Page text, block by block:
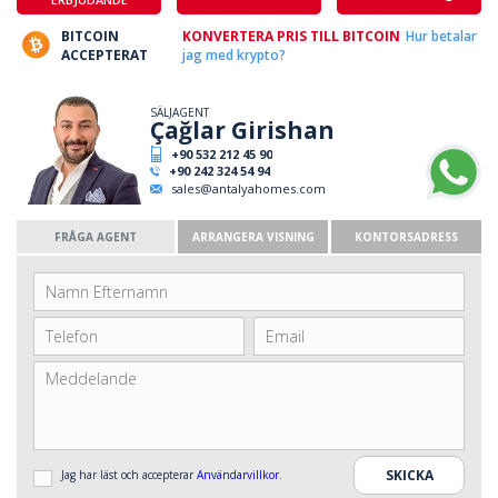
BITCOIN
ACCEPTERAT
KONVERTERA PRIS TILL BITCOIN Hur betalar
jag med krypto?
SÄLJAGENT
Çağlar Girishan
+90 532 212 45 90
+90 242 324 54 94
sales@antalyahomes.com
FRÅGA AGENT ARRANGERA VISNING KONTORSADRESS
Jag har läst och accepterar Användarvillkor.